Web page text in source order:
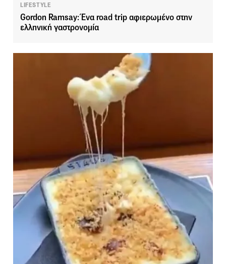
LIFESTYLE
Gordon Ramsay: Ένα road trip αφιερωμένο στην
ελληνική γαστρονομία